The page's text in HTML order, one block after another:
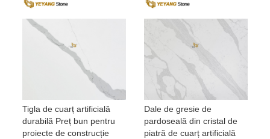
Tigla de cuarț artificială
durabilă Preț bun pentru
proiecte de construcție
Dale de gresie de
pardoseală din cristal de
piatră de cuarț artificială